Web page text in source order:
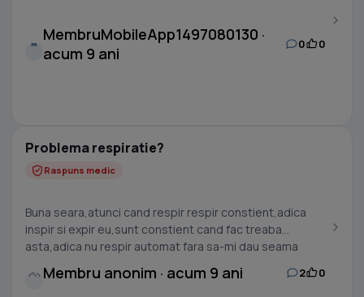
M
MembruMobileApp1497080130 ·
acum 9 ani
0 0
Problema respiratie?
Raspuns medic
Buna seara,atunci cand respir respir constient,adica
inspir si expir eu,sunt constient cand fac treaba
asta,adica nu respir automat fara sa-mi dau seama
Membru anonim · acum 9 ani 2 0